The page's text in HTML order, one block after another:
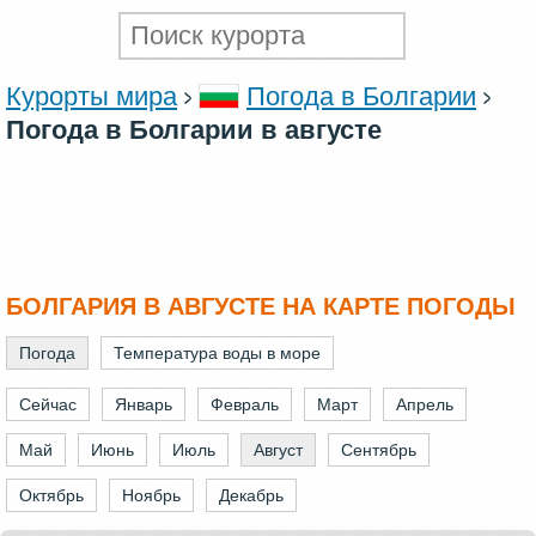
Курорты мира
Погода в Болгарии
Погода в Болгарии в августе
БОЛГАРИЯ В АВГУСТЕ НА КАРТЕ ПОГОДЫ
Погода Температура воды в море
Сейчас Январь Февраль Март Апрель
Май Июнь Июль Август Сентябрь
Октябрь Ноябрь Декабрь